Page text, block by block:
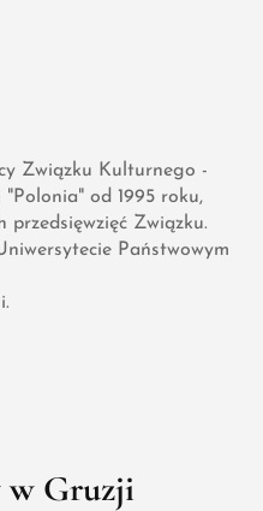
Związku Kulturnego -
od 1995 roku,
Związku.
Państwowym
w Gruzji